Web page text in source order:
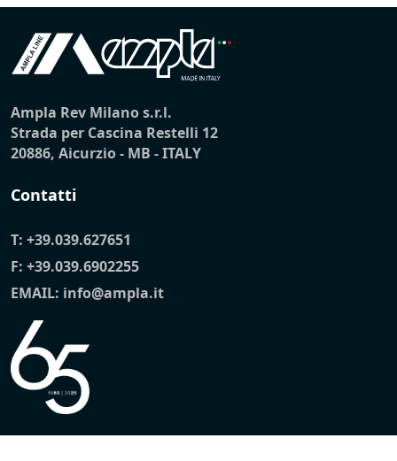
Ampla Rev Milano s.r.l.
Strada per Cascina Restelli 12
20886, Aicurzio - MB - ITALY
Contatti
T: +39.039.627651
F: +39.039.6902255
EMAIL: info@ampla.it